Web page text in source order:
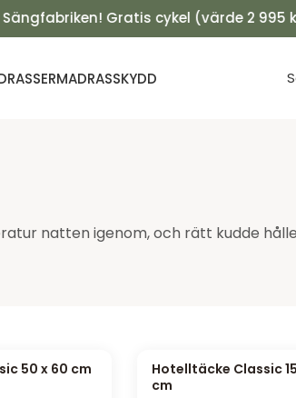
Gratis cykel (värde 2 995 kr)
MADRASSKYDD
natten igenom, och rätt kudde
50 x 60 cm
Hotelltäcke Classic
cm